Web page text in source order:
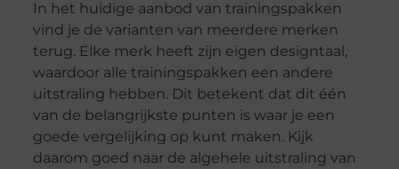
In het huidige aanbod van trainingspakken
vind je de varianten van meerdere merken
terug. Elke merk heeft zijn eigen designtaal,
waardoor alle trainingspakken een andere
uitstraling hebben. Dit betekent dat dit één
van de belangrijkste punten is waar je een
goede vergelijking op kunt maken. Kijk
daarom goed naar de algehele uitstraling van